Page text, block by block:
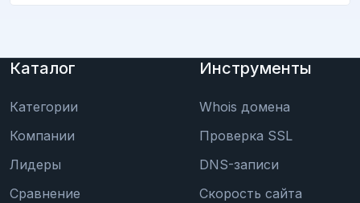
Каталог
Категории
Компании
Лидеры
Сравнение
Инструменты
Whois домена
Проверка SSL
DNS-записи
Скорость сайта